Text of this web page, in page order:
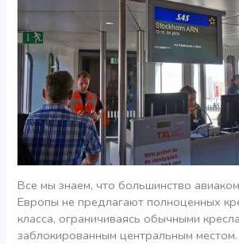
Все мы знаем, что большинство
Европы не предлагают полноценных
класса, ограничиваясь обычными
заблокированным центральным местом.